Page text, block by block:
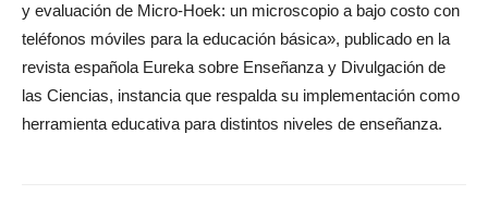
y evaluación de Micro-Hoek: un microscopio a bajo costo con
teléfonos móviles para la educación básica», publicado en la
revista española Eureka sobre Enseñanza y Divulgación de
las Ciencias, instancia que respalda su implementación como
herramienta educativa para distintos niveles de enseñanza.